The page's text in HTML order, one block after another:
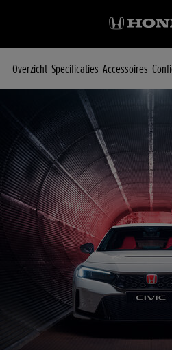
Overzicht Specificaties Accessoires